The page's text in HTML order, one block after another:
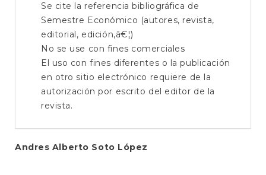
Se cite la referencia bibliográfica de
Semestre Económico (autores, revista,
editorial, edición,â€¦)
No se use con fines comerciales
El uso con fines diferentes o la publicación
en otro sitio electrónico requiere de la
autorización por escrito del editor de la
revista.
Main
Andres Alberto Soto López